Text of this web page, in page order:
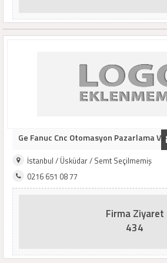
Ge Fanuc Cnc Otomasyon Pazarlama Ve
İstanbul / Üsküdar / Semt Seçilmemiş
0216 651 08 77
Firma Ziyaret
434